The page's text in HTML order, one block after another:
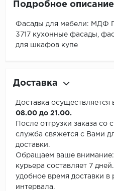
Подробное описание
Фасады для мебели: МДФ
3717 кухонные фасады,
для шкафов купе
Доставка
Доставка
08.00 до 21.00.
После отгрузки заказа со
служба свяжется с Вами
доставки.
Обращаем ваше внимание:
курьера составляет 7
удобное время доставки в
интервала.